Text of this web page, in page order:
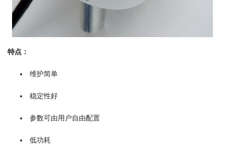
特点：
维护简单
稳定性好
参数可由用户自由配置
低功耗